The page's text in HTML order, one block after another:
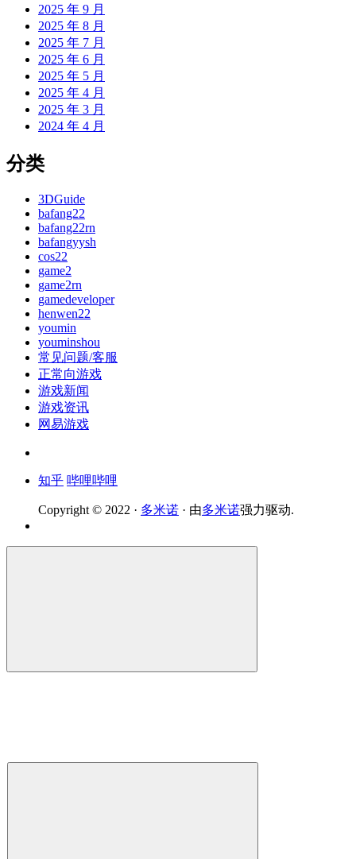
2025 年 9 月
2025 年 8 月
2025 年 7 月
2025 年 6 月
2025 年 5 月
2025 年 4 月
2025 年 3 月
2024 年 4 月
分类
3DGuide
bafang22
bafang22rn
bafangyysh
cos22
game2
game2rn
gamedeveloper
henwen22
youmin
youminshou
常见问题/客服
正常向游戏
游戏新闻
游戏资讯
网易游戏
知乎 哔哩哔哩
Copyright © 2022 · 多米诺 · 由多米诺强力驱动.